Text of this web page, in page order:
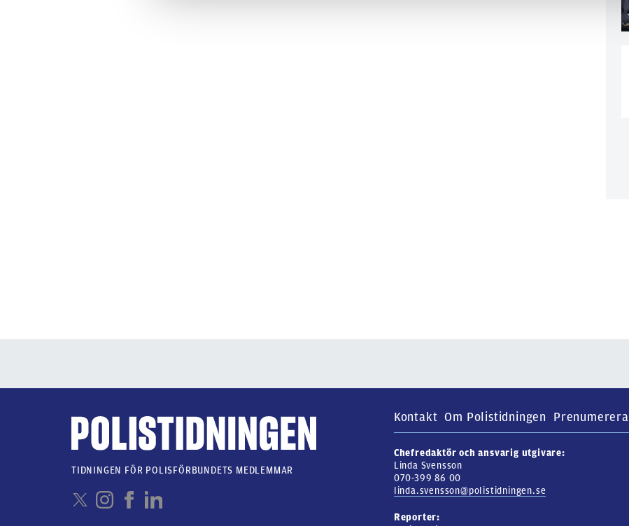
Kontakt Om Polistidningen Prenumerera
Chefredaktör och ansvarig utgivare:
Linda Svensson
070-399 86 00
linda.svensson@polistidningen.se
Reporter:
TIDNINGEN FÖR POLISFÖRBUNDETS MEDLEMMAR